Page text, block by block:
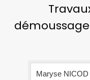
vincent roy